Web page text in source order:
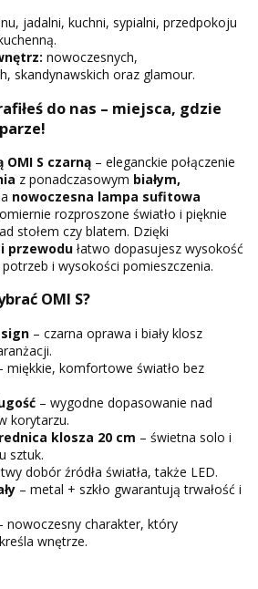
jadalni, kuchni, sypialni, przedpokoju
nowoczesnych,
skandynawskich oraz glamour.
do nas – miejsca, gdzie
OMI S czarną – eleganckie połączenie
z ponadczasowym białym,
nowoczesna lampa sufitowa
rozproszone światło i pięknie
stołem czy blatem. Dzięki
przewodu łatwo dopasujesz wysokość
i wysokości pomieszczenia.
OMI S?
– czarna oprawa i biały klosz
miękkie, komfortowe światło bez
– wygodne dopasowanie nad
korytarzu.
klosza 20 cm – świetna solo i
sztuk.
dobór źródła światła, także LED.
– metal + szkło gwarantują trwałość i
nowoczesny charakter, który
wnętrze.